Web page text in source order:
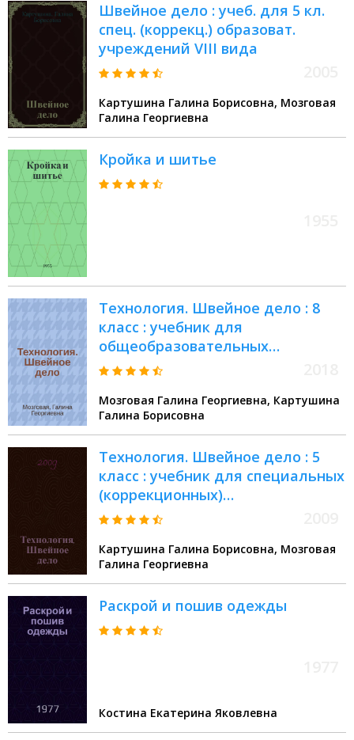
Швейное дело : учеб. для 5 кл.
спец. (коррекц.) образоват.
учреждений VIII вида
Картушина Галина Борисовна, Мозговая
Галина Георгиевна
Кройка и шитье
Технология. Швейное дело : 8
класс : учебник для
общеобразовательных
организаций, реализующих
общеобразовательные
программы
Мозговая Галина Георгиевна, Картушина
Галина Борисовна
Технология. Швейное дело : 5
класс : учебник для специальных
(коррекционных)
образовательных учреждений
Картушина Галина Борисовна, Мозговая
Галина Георгиевна
Раскрой и пошив одежды
Костина Екатерина Яковлевна